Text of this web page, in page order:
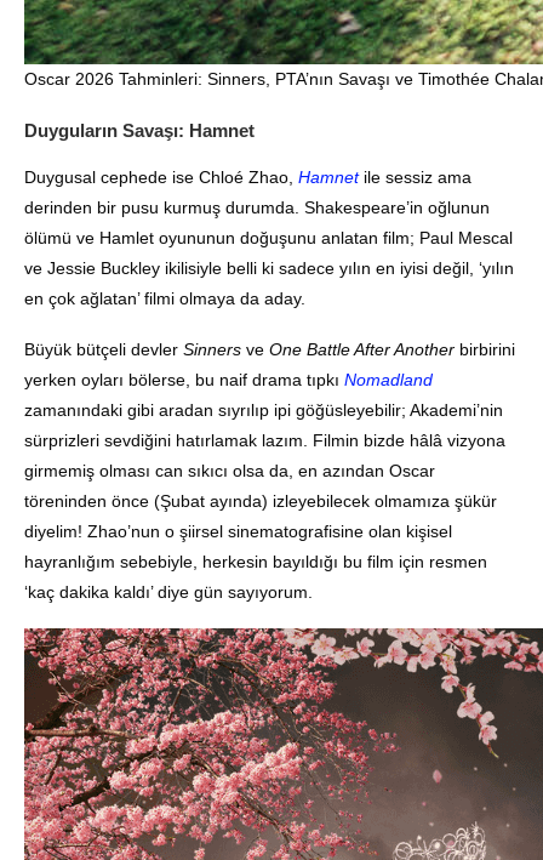
Oscar 2026 Tahminleri: Sinners, PTA’nın Savaşı ve Timothée
Duyguların Savaşı: Hamnet
Duygusal cephede ise Chloé Zhao, Hamnetile sessiz ama
derinden bir pusu kurmuş durumda. Shakespeare’in oğlunun
ölümü ve Hamlet oyununun doğuşunu anlatan film; Paul Mescal
ve Jessie Buckley ikilisiyle belli ki sadece yılın en iyisi değil, ‘yılın
en çok ağlatan’ filmi olmaya da aday.
Büyük bütçeli devler Sinners ve One Battle After Another birbirini
yerken oyları bölerse, bu naif drama tıpkı Nomadland
zamanındaki gibi aradan sıyrılıp ipi göğüsleyebilir; Akademi’nin
sürprizleri sevdiğini hatırlamak lazım. Filmin bizde hâlâ vizyona
girmemiş olması can sıkıcı olsa da, en azından Oscar
töreninden önce (Şubat ayında) izleyebilecek olmamıza şükür
diyelim! Zhao’nun o şiirsel sinematografisine olan kişisel
hayranlığım sebebiyle, herkesin bayıldığı bu film için resmen
‘kaç dakika kaldı’ diye gün sayıyorum.